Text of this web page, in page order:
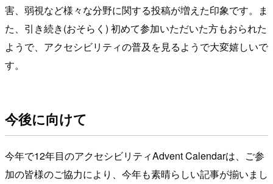
害、弱視など様々な分野に関する投稿が増えた印象です。ま
た、引き続き(おそらく) 初めて参加いただいた方もおられた
ようで、アクセシビリティの普及を見るようで大変嬉しいで
す。
今後に向けて
今年で12年目のアクセシビリティAdvent Calendarは、ご参
加の皆様のご協力により、今年も素晴らしい記事が揃いまし